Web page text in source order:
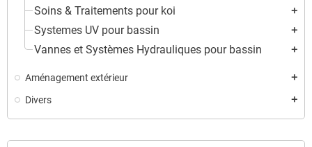
Soins & Traitements pour koi add
Systemes UV pour bassin add
Vannes et Systèmes Hydrauliques pour bassin add
Aménagement extérieur add
Divers add